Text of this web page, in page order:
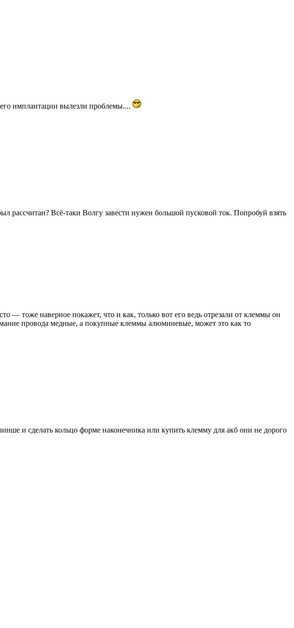
имплантации вылезли проблемы....
рассчитан? Всё-таки Волгу завести нужен большой пусковой ток. Попробуй взять
— тоже наверное покажет, что и как, только вот его ведь отрезали от клеммы он
провода медные, а покупные клеммы алюминевые, может это как то
и сделать кольцо форме наконечника или купить клемму для акб они не дорого